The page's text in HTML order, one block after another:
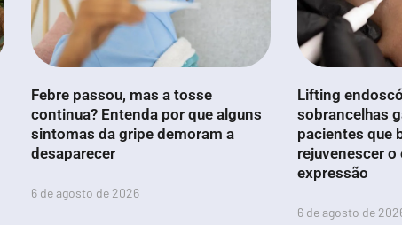
Febre passou, mas a tosse
continua? Entenda por que alguns
sintomas da gripe demoram a
desaparecer
6 de agosto de 2026
Lifting
sobrancelhas
pacientes que
rejuvenescer o
expressão
6 de agosto de